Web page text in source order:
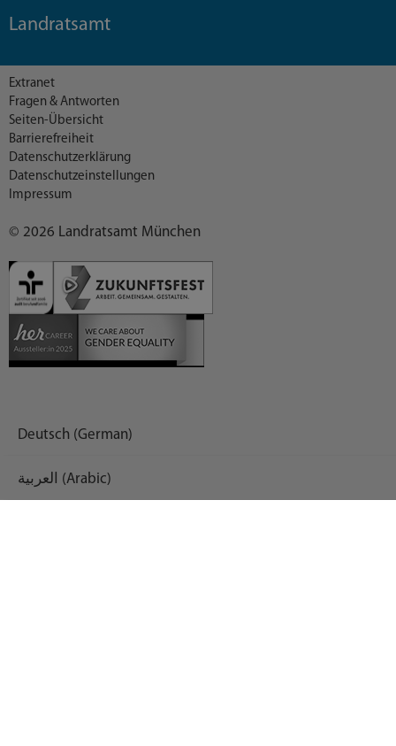
Landratsamt
© 2026 Landratsamt München
Extranet
Fragen & Antworten
Seiten-Übersicht
Barrierefreiheit
Datenschutzerklärung
Datenschutzeinstellungen
Impressum
Deutsch (German)
العربية (Arabic)